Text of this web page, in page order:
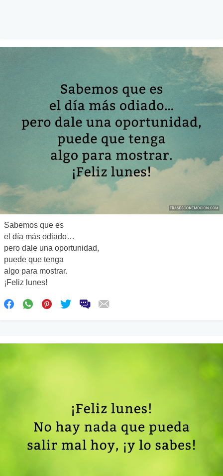
Sabemos que es
el día más odiado…
pero dale una oportunidad,
puede que tenga
algo para mostrar.
¡Feliz lunes!